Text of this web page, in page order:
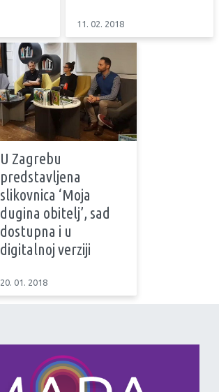
11. 02. 2018
U Zagrebu
predstavljena
slikovnica ‘Moja
dugina obitelj’, sad
dostupna i u
digitalnoj verziji
20. 01. 2018